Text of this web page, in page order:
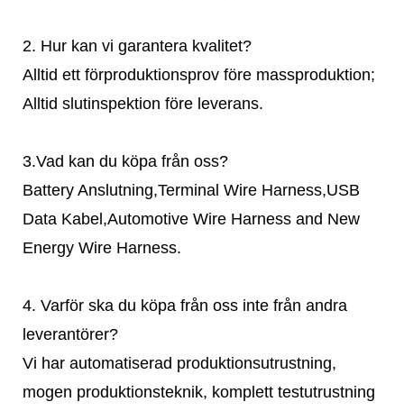
2. Hur kan vi garantera kvalitet?
Alltid ett förproduktionsprov före massproduktion;
Alltid slutinspektion före leverans.
3.Vad kan du köpa från oss?
Battery Anslutning,Terminal Wire Harness,USB
Data Kabel,Automotive Wire Harness and New
Energy Wire Harness.
4. Varför ska du köpa från oss inte från andra
leverantörer?
Vi har automatiserad produktionsutrustning,
mogen produktionsteknik, komplett testutrustning